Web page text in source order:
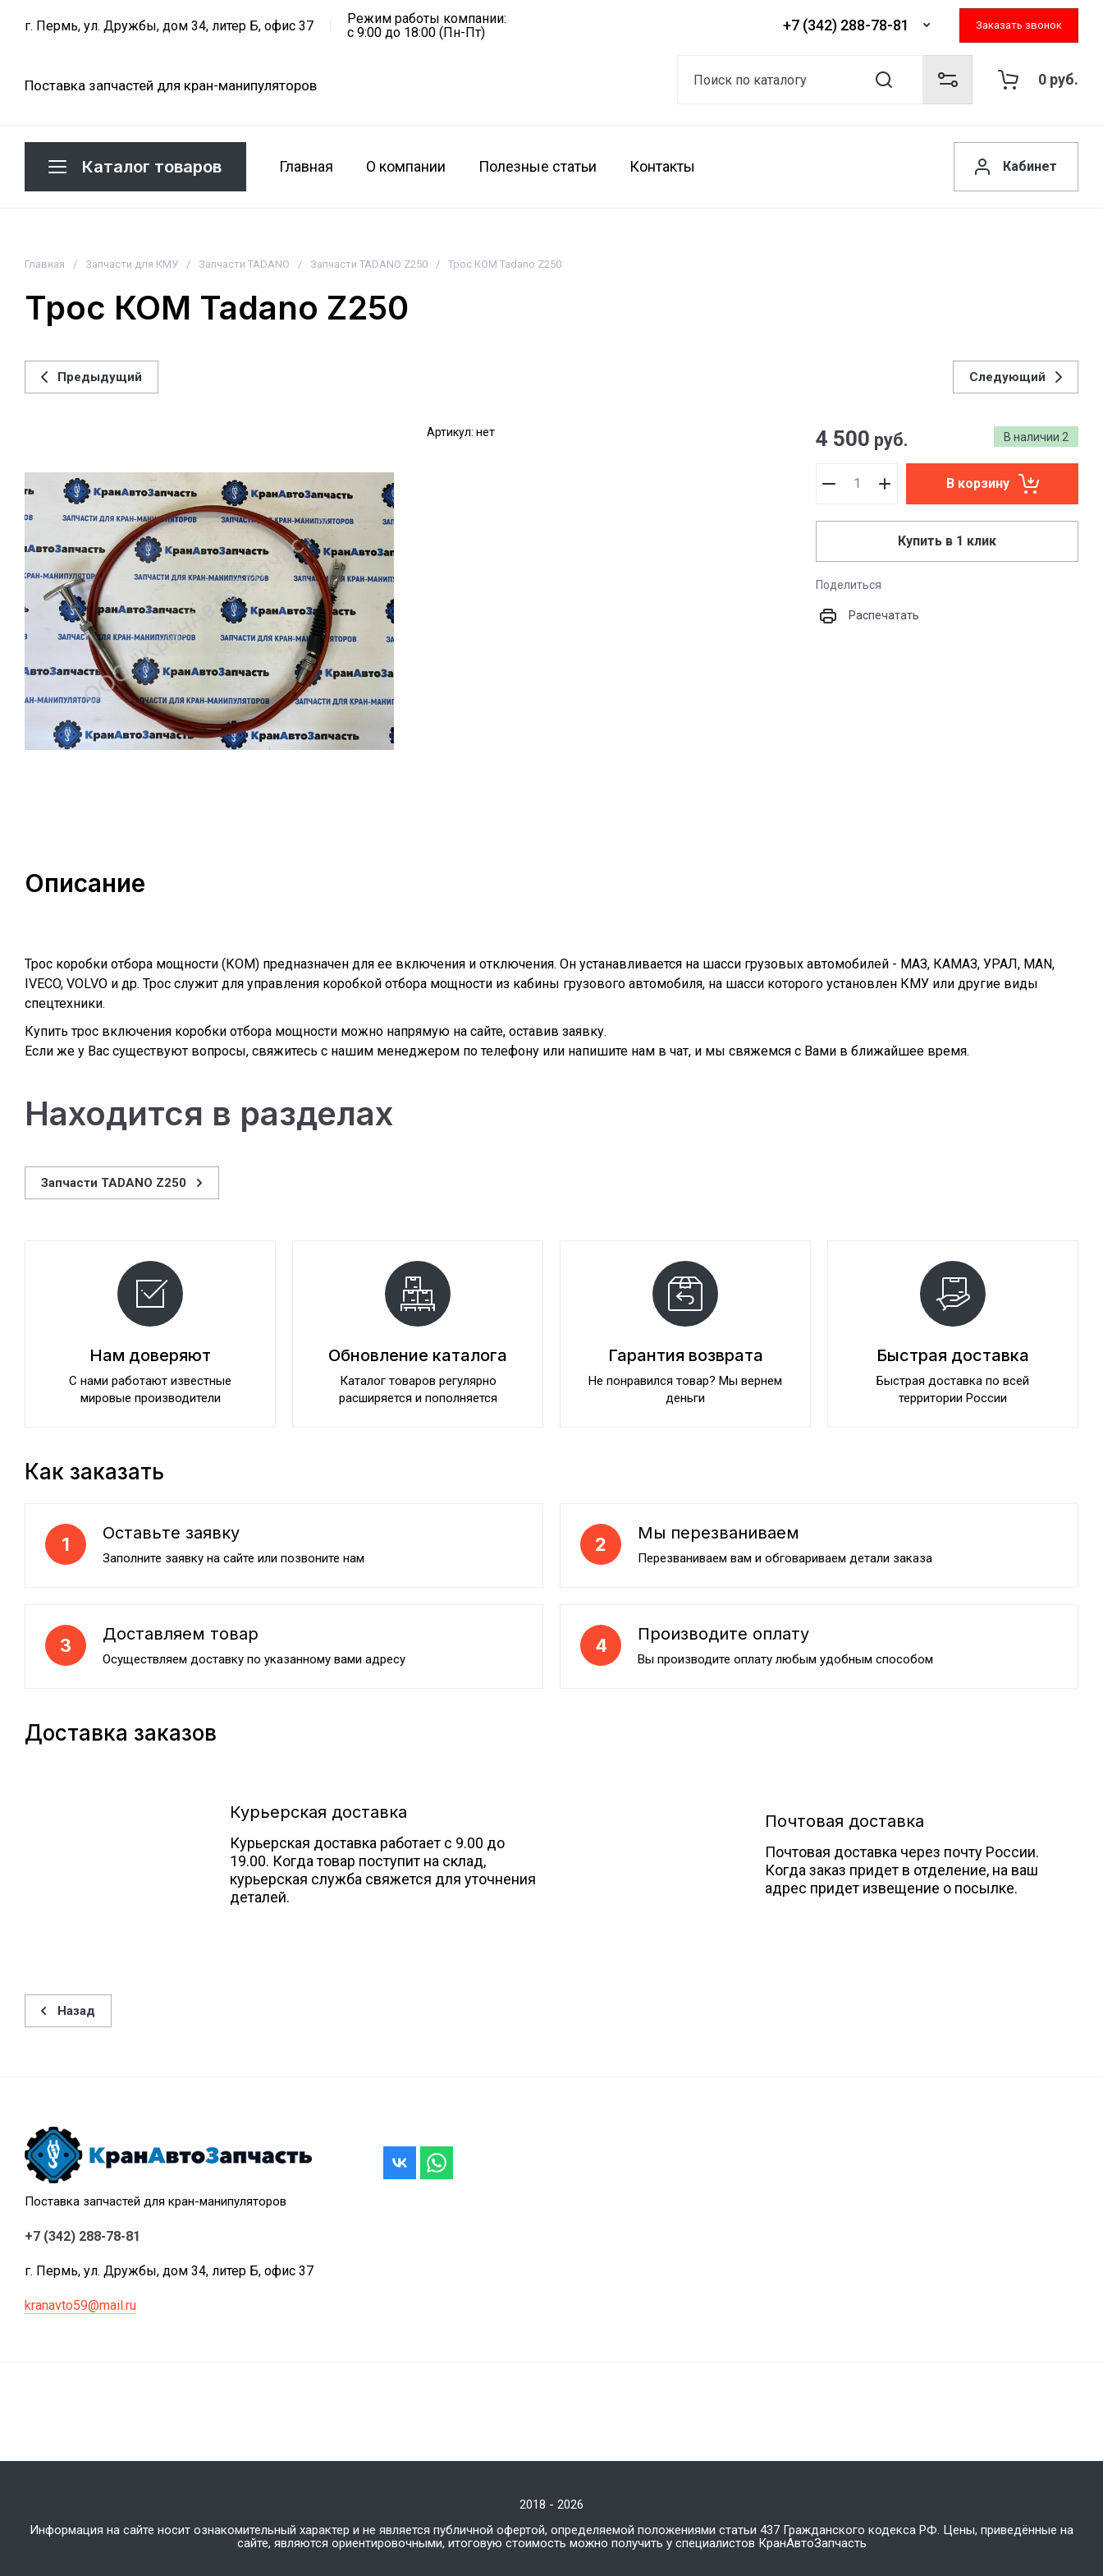
г. Пермь, ул. Дружбы, дом 34, литер Б, офис 37
Режим работы компании:
с 9:00 до 18:00 (Пн-Пт)
+7 (342) 288-78-81 Заказать звонок
Поставка запчастей для кран-манипуляторов 0 руб.
Каталог товаров Главная О компании Полезные статьи Контакты Кабинет
Главная / Запчасти для КМУ / Запчасти TADANO / Запчасти TADANO Z250 / Трос КОМ Tadano Z250
Трос КОМ Tadano Z250
Предыдущий Следующий
Артикул: нет В наличии 2
4 500 руб.
В корзину
Купить в 1 клик
Поделиться
Распечатать
Описание
Трос коробки отбора мощности (КОМ) предназначен для ее включения и отключения. Он устанавливается на шасси грузовых автомобилей - МАЗ, КАМАЗ, УРАЛ, MAN,
IVECO, VOLVO и др. Трос служит для управления коробкой отбора мощности из кабины грузового автомобиля, на шасси которого установлен КМУ или другие виды
спецтехники.
Купить трос включения коробки отбора мощности можно напрямую на сайте, оставив заявку.
Если же у Вас существуют вопросы, свяжитесь с нашим менеджером по телефону или напишите нам в чат, и мы свяжемся с Вами в ближайшее время.
Находится в разделах
Запчасти TADANO Z250
Нам доверяют
С нами работают известные
мировые производители
Обновление каталога
Каталог товаров регулярно
расширяется и пополняется
Гарантия возврата
Не понравился товар? Мы вернем
деньги
Быстрая доставка
Быстрая доставка по всей
территории России
Как заказать
1
Оставьте заявку
Заполните заявку на сайте или позвоните нам
2
Мы перезваниваем
Перезваниваем вам и обговариваем детали заказа
3
Доставляем товар
Осуществляем доставку по указанному вами адресу
4
Производите оплату
Вы производите оплату любым удобным способом
Доставка заказов
Курьерская доставка
Курьерская доставка работает с 9.00 до
19.00. Когда товар поступит на склад,
курьерская служба свяжется для уточнения
деталей.
Почтовая доставка
Почтовая доставка через почту России.
Когда заказ придет в отделение, на ваш
адрес придет извещение о посылке.
Назад
Поставка запчастей для кран-манипуляторов
+7 (342) 288-78-81
г. Пермь, ул. Дружбы, дом 34, литер Б, офис 37
kranavto59@mail.ru
2018 - 2026
Информация на сайте носит ознакомительный характер и не является публичной офертой, определяемой положениями статьи 437 Гражданского кодекса РФ. Цены, приведённые на
сайте, являются ориентировочными, итоговую стоимость можно получить у специалистов КранАвтоЗапчасть